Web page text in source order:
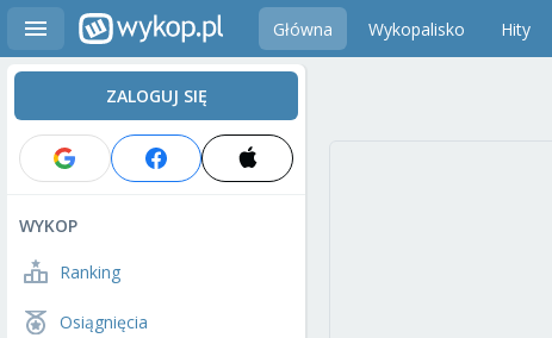
Główna Wykopalisko Hity
ZALOGUJ SIĘ
WYKOP
Ranking
Osiągnięcia